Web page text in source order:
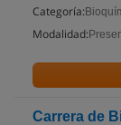
Categoría:
Modalidad:
Carrera de